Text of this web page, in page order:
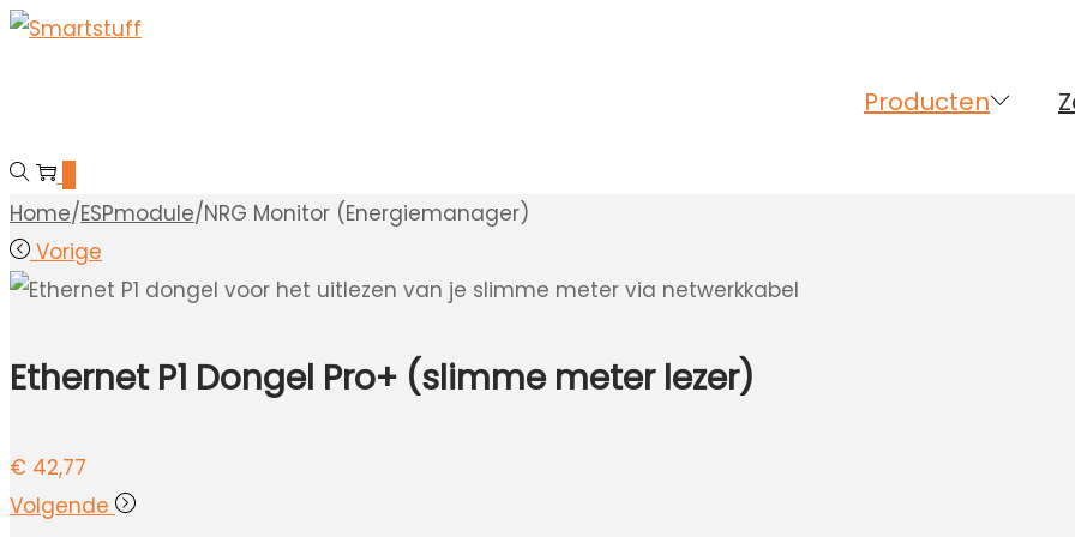
Ga
Ga
Producten
Home/ESPmodule/NRG Monitor (Energiemanager)
Vorige
Ethernet P1 Dongel Pro+ (slimme meter lezer)
€ 42,77
Volgende